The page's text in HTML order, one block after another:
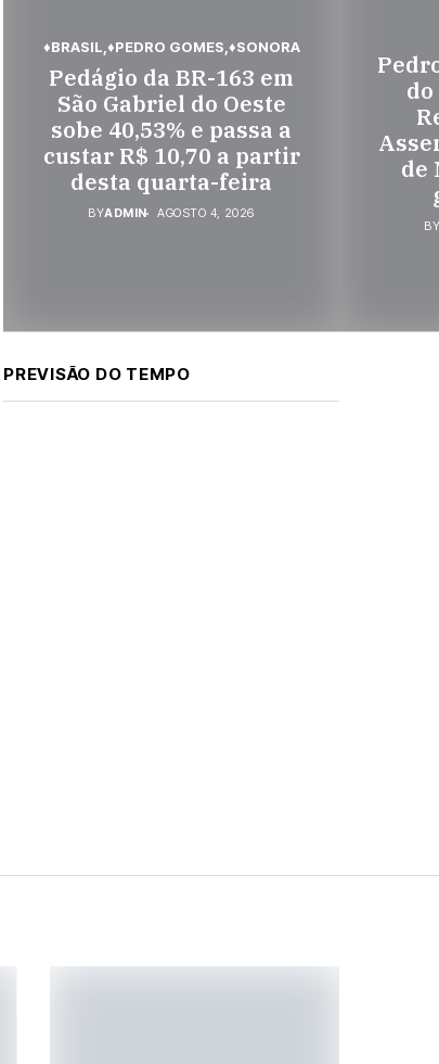
♦BRASIL ♦PEDRO GOMES ♦SONORA
Pedágio da BR-163 em
São Gabriel do Oeste
sobe 40,53% e passa a
custar R$ 10,70 a partir
desta quarta-feira
BYADMIN AGOSTO 4, 2026
de
PREVISÃO DO TEMPO